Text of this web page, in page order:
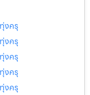
งครุ
งครุ
งครุ
งครุ
งครุ